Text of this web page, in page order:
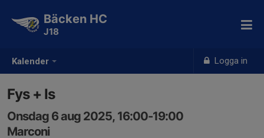
Kalender Logga in
Bäcken HC
J18
Fys + Is
Onsdag 6 aug 2025, 16:00-19:00
Marconi